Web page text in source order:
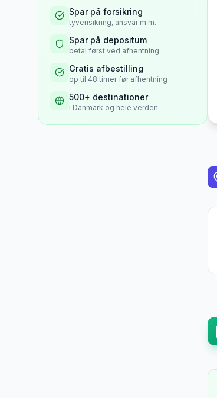
Spar på forsikring
tyverisikring, ansvar m.m.
Spar på depositum
betal først ved afhentning
Gratis afbestilling
op til 48 timer før afhentning
500+ destinationer
i Danmark og hele verden